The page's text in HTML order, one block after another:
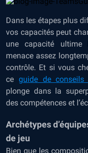
Dans les étapes plus
vos capacités peut
une capacité ultime
menace assez
contrôle. Et si vous
ce guide de
plonge dans la
des compétences et
Archétypes
de jeu
Bien que les